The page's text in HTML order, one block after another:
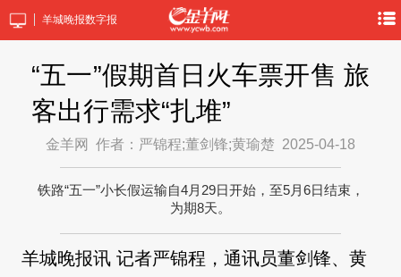
羊城晚报数字报
“五一”假期首日火车票开售 旅
客出行需求“扎堆”
金羊网 作者：严锦程;董剑锋;黄瑜楚 2025-04-18
铁路“五一”小长假运输自4月29日开始，至5月6日结束，
为期8天。
羊城晚报讯 记者严锦程，通讯员董剑锋、黄